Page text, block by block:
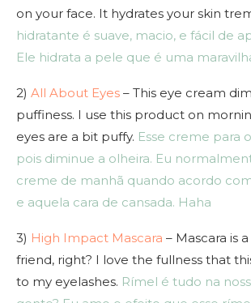
on your face. It hydrates your skin
hidratante é suave, macio, e fácil de
Ele hidrata a pele que é uma
2) All About Eyes – This eye cream
puffiness. I use this product on
eyes are a bit puffy. Esse creme para
pois diminue a olheira. Eu
creme de manhã quando acordo
e aquela cara de cansada. Haha
3) High Impact Mascara – Mascara is
friend, right? I love the fullness that
to my eyelashes. Rímel é tudo na